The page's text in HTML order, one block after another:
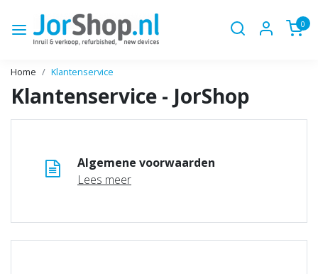
0
Home Klantenservice
Klantenservice - JorShop
Algemene voorwaarden
Lees meer